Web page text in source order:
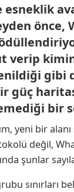
esneklik
önce,
verip
gibi
güç
bir
yeni bir
değil,
şunlar
sınırları